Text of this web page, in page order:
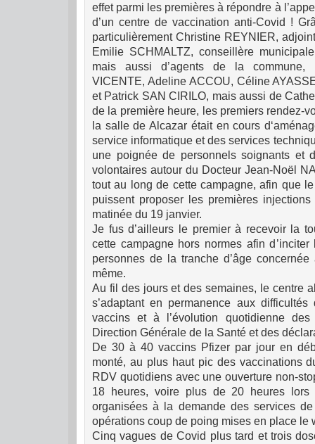
effet parmi les premières à répondre à
d’un centre de vaccination anti-Covid !
particulièrement Christine REYNIER,
Emilie SCHMALTZ, conseillère
mais aussi d’agents de la commune,
VICENTE, Adeline ACCOU, Céline
et Patrick SAN CIRILO, mais aussi de
de la première heure, les premiers rendez-
la salle de Alcazar était en cours
service informatique et des services
une poignée de personnels soignants et
volontaires autour du Docteur Jean-Noël
tout au long de cette campagne, afin que
puissent proposer les premières
matinée du 19 janvier.
Je fus d’ailleurs le premier à recevoir la
cette campagne hors normes afin
personnes de la tranche d’âge
même.
Au fil des jours et des semaines, le centre
s’adaptant en permanence aux difficultés
vaccins et à l’évolution quotidienne
Direction Générale de la Santé et des
De 30 à 40 vaccins Pfizer par jour en
monté, au plus haut pic des vaccinations
RDV quotidiens avec une ouverture non-
18 heures, voire plus de 20 heures lors
organisées à la demande des services
opérations coup de poing mises en place le
Cinq vagues de Covid plus tard et trois